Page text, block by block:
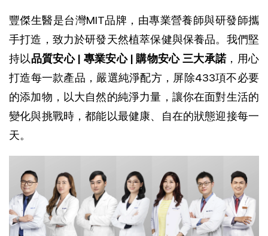
豐傑生醫是台灣MIT品牌，由專業營養師與研發師攜
手打造，致力於研發天然植萃保健與保養品。我們堅
持以品質安心 | 專業安心 | 購物安心 三大承諾，用心
打造每一款產品， 嚴選純淨配方，屏除433項不必要
的添加物，以大自然的純淨力量，讓你在面對生活的
變化與挑戰時，都能以最健康、自在的狀態迎接每一
天。